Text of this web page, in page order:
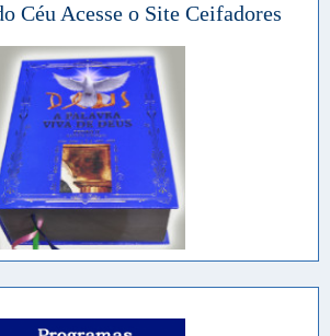
Céu Acesse o Site Ceifadores